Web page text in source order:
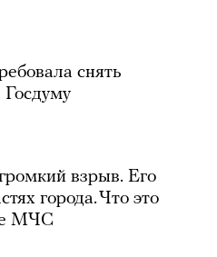
снять
Госдуму
взрыв. Его
города. Что это
МЧС